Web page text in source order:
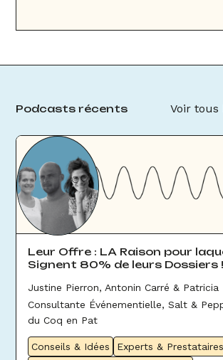
Podcasts récents Voir tous
Leur Offre : LA Raison pour
Signent 80% de leurs Dossiers !
Justine Pierron, Antonin Carré &
Consultante Événementielle, Salt &
du Coq en Pat
Conseils & Idées
Experts & Prestataires